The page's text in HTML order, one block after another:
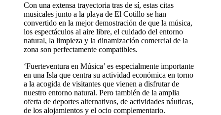
Con una extensa trayectoria tras de sí, estas citas
musicales junto a la playa de El Cotillo se han
convertido en la mejor demostración de que la música,
los espectáculos al aire libre, el cuidado del entorno
natural, la limpieza y la dinamización comercial de la
zona son perfectamente compatibles.
‘Fuerteventura en Música’ es especialmente importante
en una Isla que centra su actividad económica en torno
a la acogida de visitantes que vienen a disfrutar de
nuestro entorno natural. Pero también de la amplia
oferta de deportes alternativos, de actividades náuticas,
de los alojamientos y el ocio complementario.